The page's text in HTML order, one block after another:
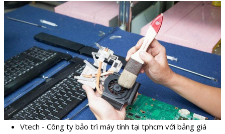
Vtech - Công ty bảo trì máy tính tại tphcm với bảng giá